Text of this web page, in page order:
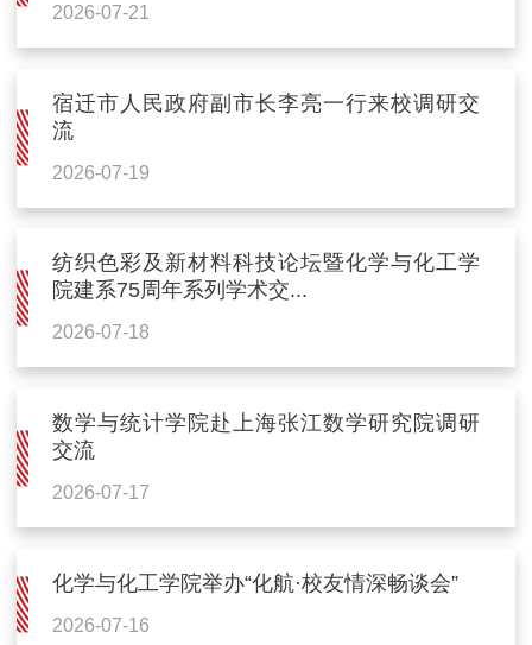
2026-07-21
宿迁市人民政府副市长李亮一行来校调研交
流
2026-07-19
纺织色彩及新材料科技论坛暨化学与化工学
院建系75周年系列学术交...
2026-07-18
数学与统计学院赴上海张江数学研究院调研
交流
2026-07-17
化学与化工学院举办“化航·校友情深畅谈会”
2026-07-16